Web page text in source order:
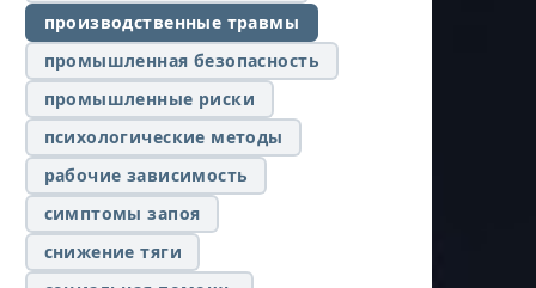
производственные травмы
промышленная безопасность
промышленные риски
психологические методы
рабочие зависимость
симптомы запоя
снижение тяги